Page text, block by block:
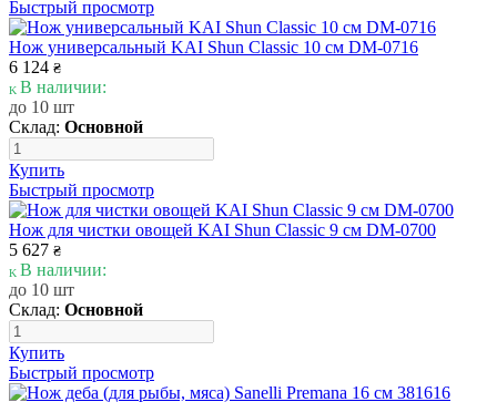
Быстрый просмотр
Нож универсальный KAI Shun Classic 10 см DM-0716
6 124 ₴
В наличии:
до 10 шт
Склад: Основной
Купить
Быстрый просмотр
Нож для чистки овощей KAI Shun Classic 9 см DM-0700
5 627 ₴
В наличии:
до 10 шт
Склад: Основной
Купить
Быстрый просмотр